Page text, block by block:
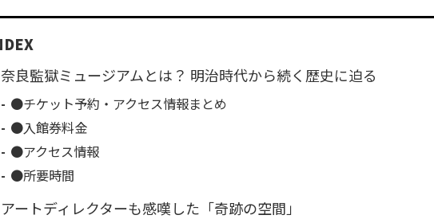
奈良監獄ミュージアムとは？ 明治時代から続く歴史に迫る
●チケット予約・アクセス情報まとめ
●入館券料金
●アクセス情報
●所要時間
アートディレクターも感嘆した「奇跡の空間」